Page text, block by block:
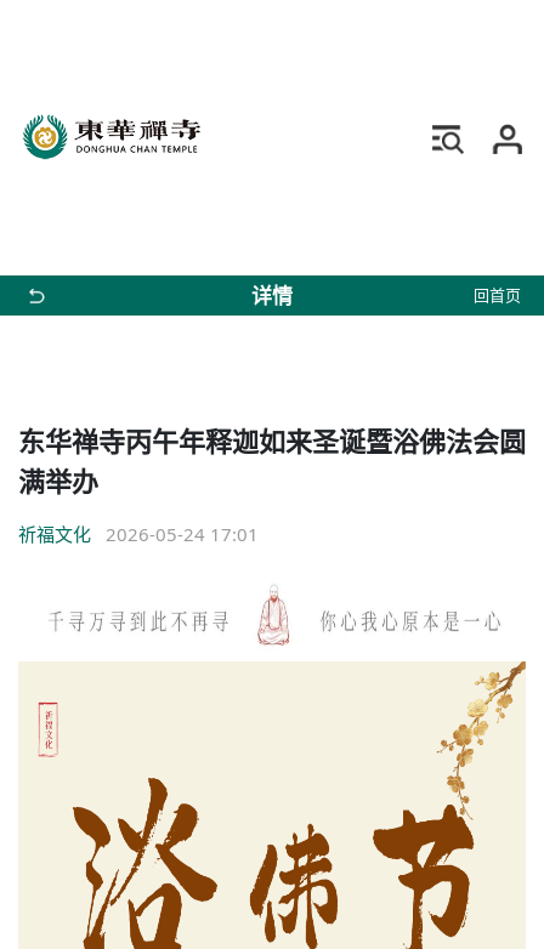
详情 回首页
东华禅寺丙午年释迦如来圣诞暨浴佛法会圆
满举办
祈福文化 2026-05-24 17:01